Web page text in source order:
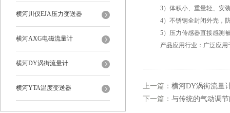
横河川仪EJA压力变送器
横河AXG电磁流量计
横河DY涡街流量计
横河YTA温度变送器
3）体积小、重量轻、安装
4）不锈钢全封闭外壳，
5）压力传感器直接感测被
产品应用行业：广泛应用
上一篇： 横河DY涡街流量
下一篇： 与传统的气动调